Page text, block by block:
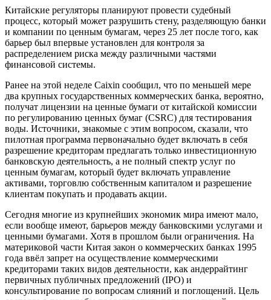
Китайские регуляторы планируют провести судебный
процесс, который может разрушить стену, разделяющую банки
и компании по ценным бумагам, через 25 лет после того, как
барьер был впервые установлен для контроля за
распределением риска между различными частями
финансовой системы.
Ранее на этой неделе Caixin сообщил, что по меньшей мере
два крупных государственных коммерческих банка, вероятно,
получат лицензии на ценные бумаги от китайской комиссии
по регулированию ценных бумаг (CSRC) для тестирования
воды. Источники, знакомые с этим вопросом, сказали, что
пилотная программа первоначально будет включать в себя
разрешение кредиторам предлагать только инвестиционную
банковскую деятельность, а не полный спектр услуг по
ценным бумагам, который будет включать управление
активами, торговлю собственным капиталом и разрешение
клиентам покупать и продавать акции.
Сегодня многие из крупнейших экономик мира имеют мало,
если вообще имеют, барьеров между банковскими услугами и
ценными бумагами. Хотя в прошлом были ограничения. На
материковой части Китая закон о коммерческих банках 1995
года ввёл запрет на осуществление коммерческими
кредиторами таких видов деятельности, как андеррайтинг
первичных публичных предложений (IPO) и
консультирование по вопросам слияний и поглощений. Цель